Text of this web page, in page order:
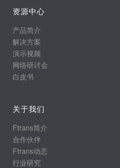
资源中心
产品简介
解决方案
演示视频
网络研讨会
白皮书
关于我们
Ftrans简介
合作伙伴
Ftrans动态
行业研究